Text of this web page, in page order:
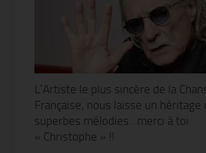
L’Artiste le plus sincère de la
Française, nous laisse un héritage
superbes mélodies…merci à toi
« Christophe » !!